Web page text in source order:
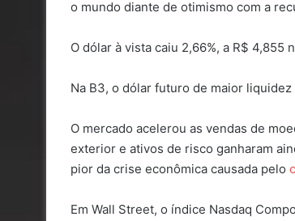
o mundo diante de otimismo com a
O dólar à vista caiu 2,66%, a R$ 4,855
Na B3, o dólar futuro de maior
O mercado acelerou as vendas de
exterior e ativos de risco ganharam
pior da crise econômica causada pelo
Em Wall Street, o índice Nasdaq